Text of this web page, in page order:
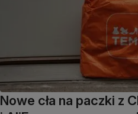
Nowe cła na paczki z